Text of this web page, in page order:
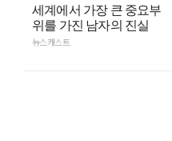
세계에서 가장 큰 중요부
위를 가진 남자의 진실
뉴스캐스트